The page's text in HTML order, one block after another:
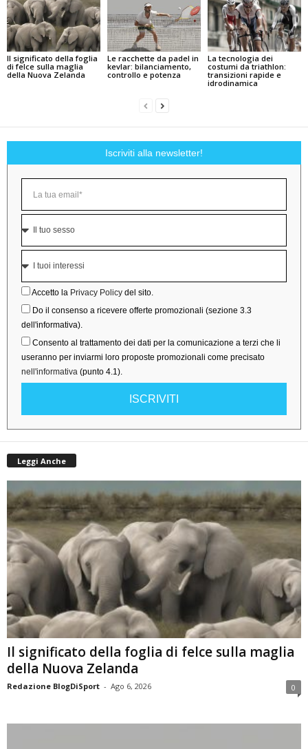
Il significato della foglia
di felce sulla maglia
della Nuova Zelanda
Le racchette da padel in
kevlar: bilanciamento,
controllo e potenza
La tecnologia dei
costumi da triathlon:
transizioni rapide e
idrodinamica
Iscriviti alla newsletter!
Accetto la Privacy Policy del sito.
Do il consenso a ricevere offerte promozionali (sezione 3.3
dell'informativa).
Consento al trattamento dei dati per la comunicazione a terzi che li
useranno per inviarmi loro proposte promozionali come precisato
nell'informativa (punto 4.1).
ISCRIVITI
Leggi Anche
Il significato della foglia di felce sulla maglia
della Nuova Zelanda
Redazione BlogDiSport - Ago 6, 2026 0